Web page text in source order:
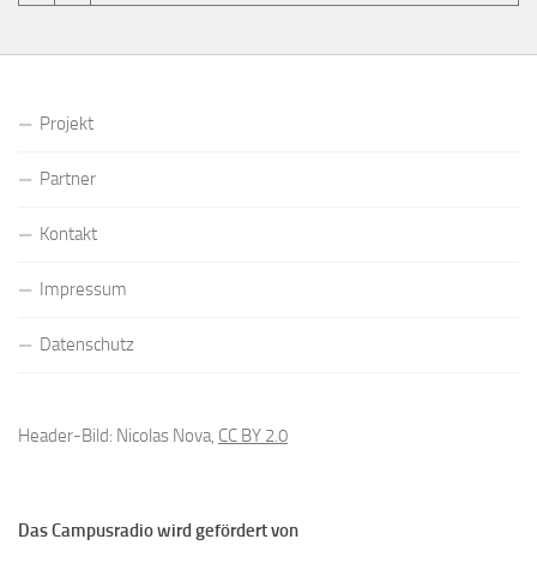
Projekt
Partner
Kontakt
Impressum
Datenschutz
Header-Bild: Nicolas Nova, CC BY 2.0
Das Campusradio wird gefördert von